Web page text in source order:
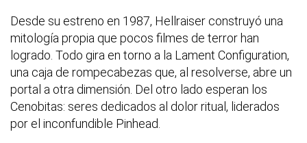
Desde su estreno en 1987, Hellraiser construyó una
mitología propia que pocos filmes de terror han
logrado. Todo gira en torno a la Lament Configuration,
una caja de rompecabezas que, al resolverse, abre un
portal a otra dimensión. Del otro lado esperan los
Cenobitas: seres dedicados al dolor ritual, liderados
por el inconfundible Pinhead.